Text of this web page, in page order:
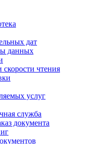
дат
данных
скорости чтения
услуг
служба
документа